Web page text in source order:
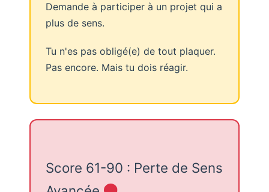
Demande à participer à un projet qui a
plus de sens.
Tu n'es pas obligé(e) de tout plaquer.
Pas encore. Mais tu dois réagir.
Score 61-90 : Perte de Sens